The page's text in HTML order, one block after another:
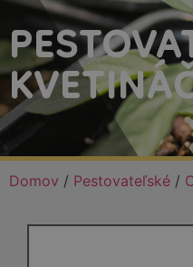
Domov / Pestovateľské /